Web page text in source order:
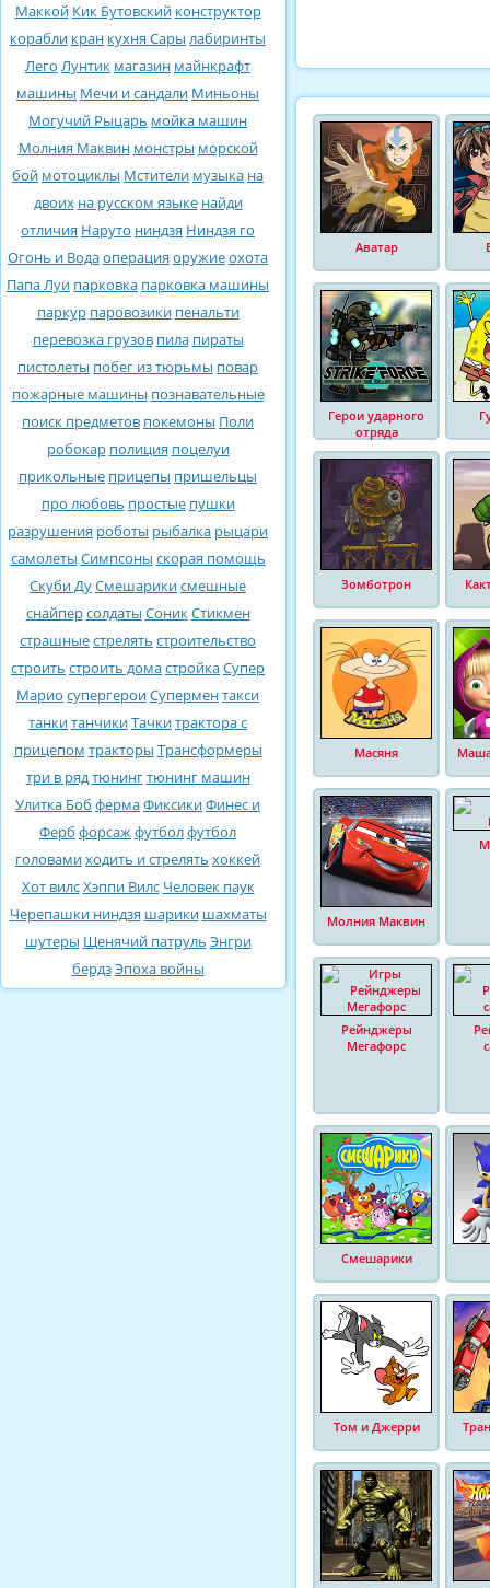
Маккой Кик Бутовский конструктор
корабли кран кухня Сары лабиринты
Лего Лунтик магазин майнкрафт
машины Мечи и сандали Миньоны
Могучий Рыцарь мойка машин
Молния Маквин монстры морской
бой мотоциклы Мстители музыка на
двоих на русском языке найди
отличия Наруто ниндзя Ниндзя го
Огонь и Водаоперация оружиеохота
Папа Луи парковка парковка машины
паркур паровозики пенальти
перевозка грузов пила пираты
пистолеты побег из тюрьмы повар
пожарные машины познавательные
поиск предметов покемоны Поли
робокар полиция поцелуи
прикольные прицепы пришельцы
про любовь простые пушки
разрушения роботы рыбалка рыцари
самолеты Симпсоны скорая помощь
Скуби ДуСмешарикисмешные
снайперсолдаты СоникСтикмен
страшныестрелять строительство
строить строить домастройкаСупер
Марио супергероиСуперментакси
танкитанчикиТачкитрактора с
прицепом тракторы Трансформеры
три в рядтюнингтюнинг машин
Улитка Боб фермаФиксикиФинес и
Ферб форсажфутболфутбол
головамиходить и стрелять хоккей
Хот вилсХэппи Вилс Человек паук
Черепашки ниндзя шарики шахматы
шутеры Щенячий патруль Энгри
бердзЭпоха войны
Аватар
Герои ударного
отряда
Зомботрон
Масяня
Молния Маквин
Рейнджеры
Мегафорс
Смешарики
Том и Джерри